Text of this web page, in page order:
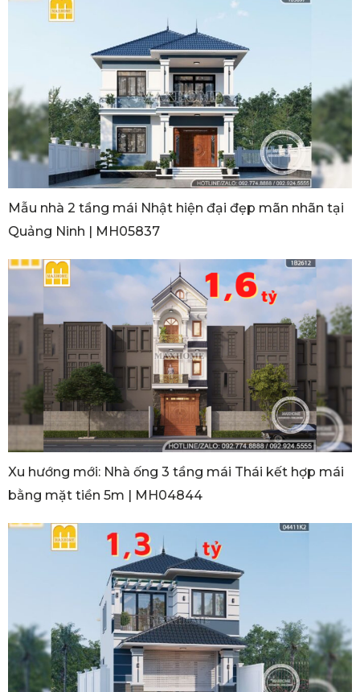
Mẫu nhà 2 tầng mái Nhật hiện đại đẹp mãn nhãn tại
Quảng Ninh | MH05837
Xu hướng mới: Nhà ống 3 tầng mái Thái kết hợp mái
bằng mặt tiền 5m | MH04844